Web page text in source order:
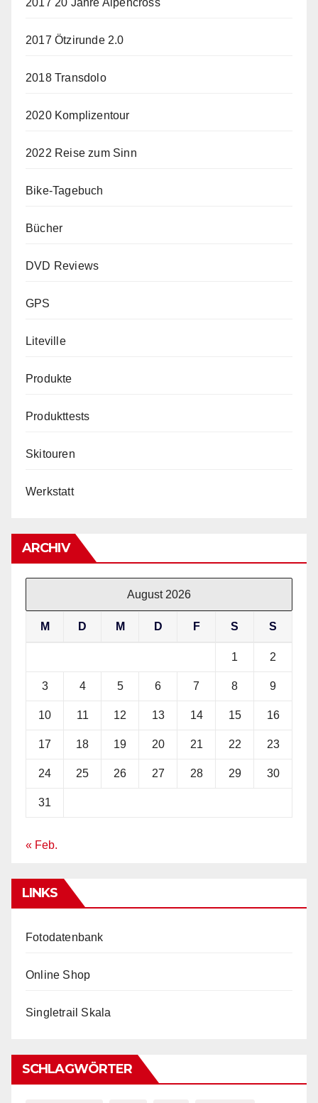
2017 20 Jahre Alpencross
2017 Ötzirunde 2.0
2018 Transdolo
2020 Komplizentour
2022 Reise zum Sinn
Bike-Tagebuch
Bücher
DVD Reviews
GPS
Liteville
Produkte
Produkttests
Skitouren
Werkstatt
ARCHIV
August 2026
M D M D F S S
1 2
3 4 5 6 7 8 9
10 11 12 13 14 15 16
17 18 19 20 21 22 23
24 25 26 27 28 29 30
31
« Feb.
LINKS
Fotodatenbank
Online Shop
Singletrail Skala
SCHLAGWÖRTER